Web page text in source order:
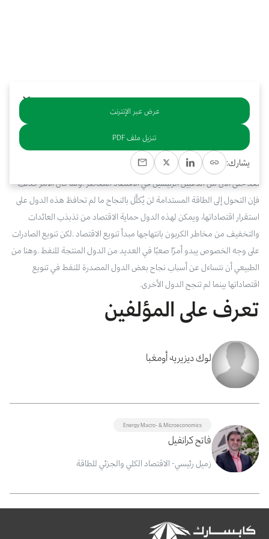
خلاصة
منالمتوقعأنتكونللتحولاتنحونزعالكربونالتييشهدهامجالالطاقة
انعكاساتُهاعلىالدولالمنتجةللوقودالأحفوري،
تُعدحتىالآنمناللاعبينالرئيسينفيالاقتصادالمعاصر.ولماكانالأمركذلك
فإنالتحولإلىالطاقةالمستدامةلنيُكلَّلبالنجاحما لمتحافظهذه الدولعلى
استقرار اقتصاداتها، ويمكنلهذه الدولحمايةالاقتصادمنتذبذبالعائدات
والتخفيفمنمخاطر الكربونبانتهاجها مبدأتنويعالاقتصاد.لكنتنويعالصادرات
علىوجهالخصوصيبدوأمرًا صعبًا فيالعديدمنالدولالمنتجةللنفط.وهنا من
الطبيعيأننتساءلعنأسبابنجاحبعضالدولالمصدرة للنفطفيتنويع
اقتصاداتها بينما لمتنجحالدولالأخرى.
تعرف على المؤلفين
لوك ديزيريه أومغبا
Energy Macro- & Microeconomics
فاتح كرانفيل
زميل رئيسي- الاقتصاد الكلي والجزئي للطاقة
عرض عبر الإنترنت
تنزيل ملف PDF
يشارك: